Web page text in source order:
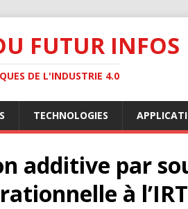
FUTUR INFOS
DE L'INDUSTRIE 4.0
TECHNOLOGIES
additive par
à